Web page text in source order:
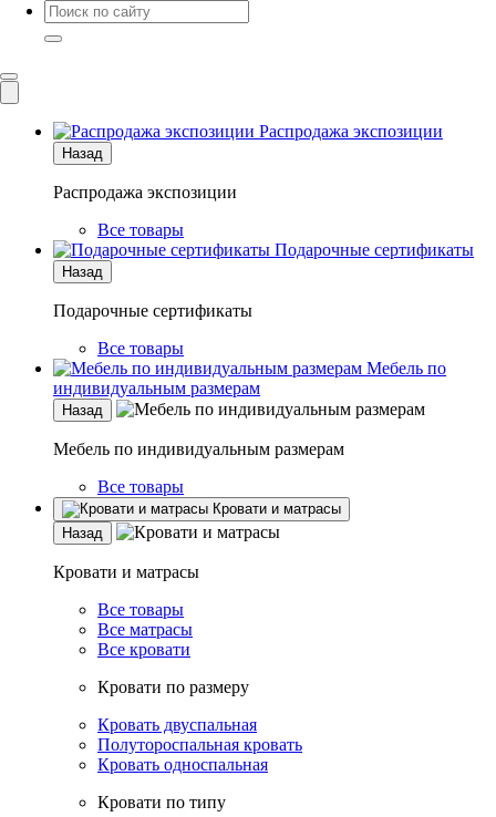
Распродажа экспозиции
Назад
Распродажа экспозиции
Все товары
Подарочные сертификаты
Назад
Подарочные сертификаты
Все товары
Мебель по
индивидуальным размерам
Назад
Мебель по индивидуальным размерам
Все товары
Кровати и матрасы
Назад
Кровати и матрасы
Все товары
Все матрасы
Все кровати
Кровати по размеру
Кровать двуспальная
Полутороспальная кровать
Кровать односпальная
Кровати по типу